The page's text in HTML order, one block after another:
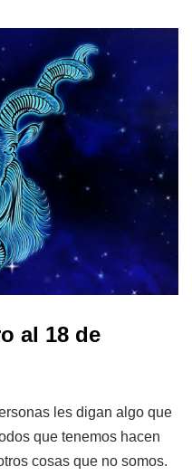
al 18 de
les digan algo que
que tenemos hacen
cosas que no somos.